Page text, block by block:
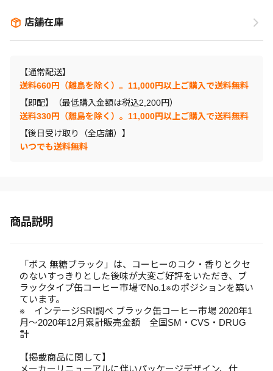
店舗在庫
【通常配送】
送料660円（離島を除く）。11,000円以上ご購入で送料無料
【即配】（最低購入金額は税込2,200円）
送料330円（離島を除く）。11,000円以上ご購入で送料無料
【後日受け取り（全店舗）】
いつでも送料無料
商品説明
「ボス 無糖ブラック」は、コーヒーのコク・香りとクセ
のないすっきりとした後味が大変ご好評をいただき、ブ
ラックタイプ缶コーヒー市場でNo.1※のポジションを築い
ています。
※ インテージSRI調べ ブラック缶コーヒー市場 2020年1
月～2020年12月累計販売金額 全国SM・CVS・DRUG
計
【掲載商品に関して】
メーカーリニューアルに伴いパッケージデザイン、仕